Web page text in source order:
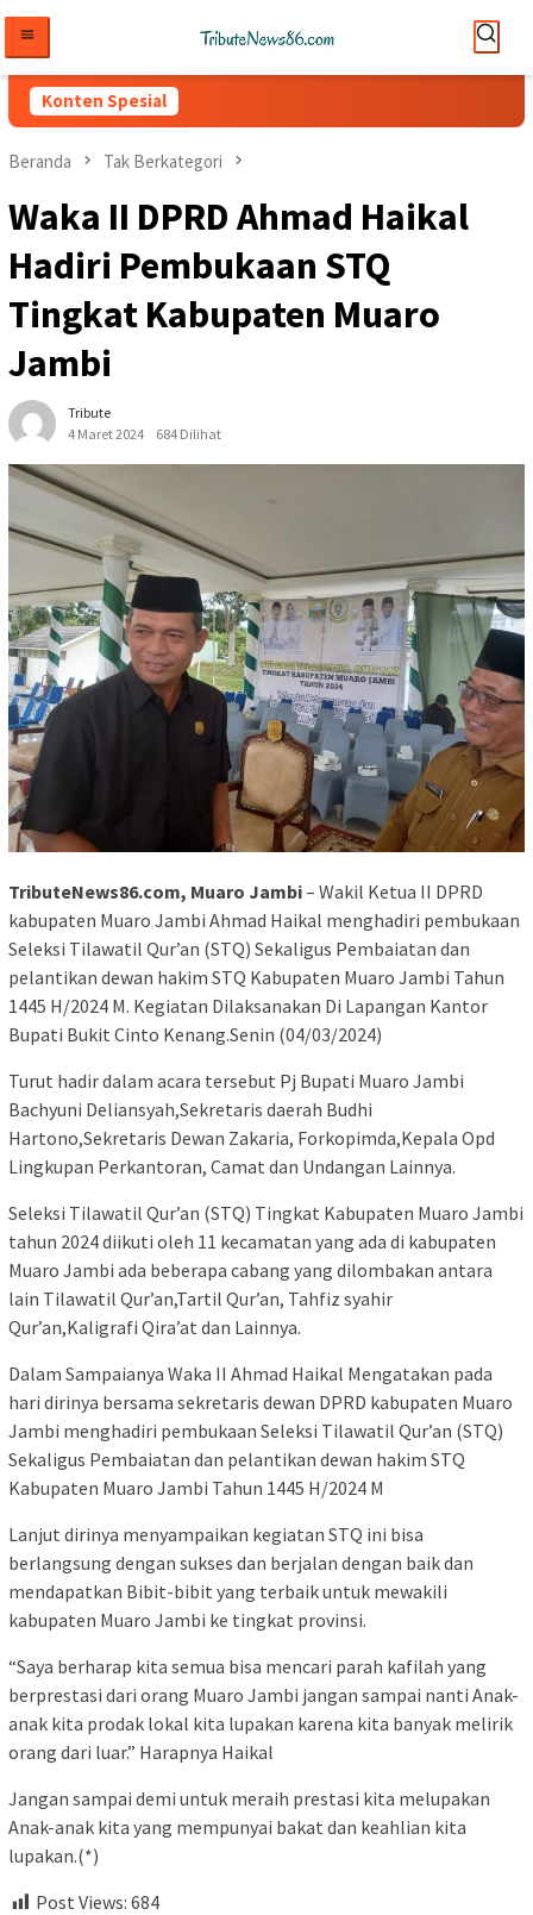
konten
Konten Spesial
Beranda Tak Berkategori
Waka II DPRD Ahmad Haikal
Hadiri Pembukaan STQ
Tingkat Kabupaten Muaro
Jambi
Tribute
4 Maret 2024
684 Dilihat
TributeNews86.com, Muaro Jambi– Wakil Ketua II DPRD
kabupaten Muaro Jambi Ahmad Haikal menghadiri pembukaan
Seleksi Tilawatil Qur’an (STQ) Sekaligus Pembaiatan dan
pelantikan dewan hakim STQ Kabupaten Muaro Jambi Tahun
1445 H/2024 M. Kegiatan Dilaksanakan Di Lapangan Kantor
Bupati Bukit Cinto Kenang.Senin (04/03/2024)
Turut hadir dalam acara tersebut Pj Bupati Muaro Jambi
Bachyuni Deliansyah,Sekretaris daerah Budhi
Hartono,Sekretaris Dewan Zakaria, Forkopimda,Kepala Opd
Lingkupan Perkantoran, Camat dan Undangan Lainnya.
Seleksi Tilawatil Qur’an (STQ) Tingkat Kabupaten Muaro Jambi
tahun 2024 diikuti oleh 11 kecamatan yang ada di kabupaten
Muaro Jambi ada beberapa cabang yang dilombakan antara
lain Tilawatil Qur’an,Tartil Qur’an, Tahfiz syahir
Qur’an,Kaligrafi Qira’at dan Lainnya.
Dalam Sampaianya Waka II Ahmad Haikal Mengatakan pada
hari dirinya bersama sekretaris dewan DPRD kabupaten Muaro
Jambi menghadiri pembukaan Seleksi Tilawatil Qur’an (STQ)
Sekaligus Pembaiatan dan pelantikan dewan hakim STQ
Kabupaten Muaro Jambi Tahun 1445 H/2024 M
Lanjut dirinya menyampaikan kegiatan STQ ini bisa
berlangsung dengan sukses dan berjalan dengan baik dan
mendapatkan Bibit-bibit yang terbaik untuk mewakili
kabupaten Muaro Jambi ke tingkat provinsi.
“Saya berharap kita semua bisa mencari parah kafilah yang
berprestasi dari orang Muaro Jambi jangan sampai nanti Anak-
anak kita prodak lokal kita lupakan karena kita banyak melirik
orang dari luar.” Harapnya Haikal
Jangan sampai demi untuk meraih prestasi kita melupakan
Anak-anak kita yang mempunyai bakat dan keahlian kita
lupakan.(*)
Post Views: 684